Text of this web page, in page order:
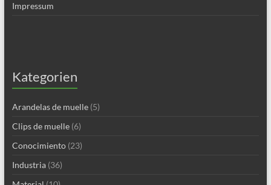
Impressum
Kategorien
Arandelas de muelle(5)
Clips de muelle(6)
Conocimiento(23)
Industria(36)